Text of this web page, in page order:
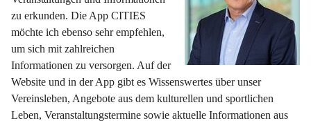
zu erkunden. Die App CITIES
möchte ich ebenso sehr empfehlen,
um sich mit zahlreichen
Informationen zu versorgen. Auf der
Website und in der App gibt es Wissenswertes über unser
Vereinsleben, Angebote aus dem kulturellen und sportlichen
Leben, Veranstaltungstermine sowie aktuelle Informationen aus